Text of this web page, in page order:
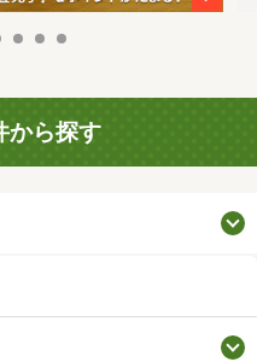
から探す